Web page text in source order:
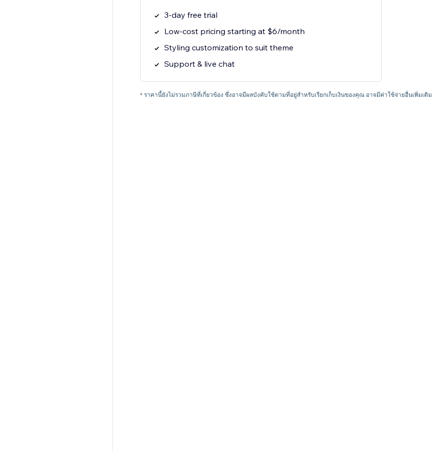
3-day free trial
Low-cost pricing starting at $6/month
Styling customization to suit theme
Support & live chat
* ราคานี้ยังไม่รวมภาษีที่เกี่ยวข้อง ซึ่งอาจมีผลบังคับใช้ตามที่อยู่สำหรับเรียกเก็บเงินของคุณ อาจมีค่าใช้จ่ายอื่นเพิ่มเติม